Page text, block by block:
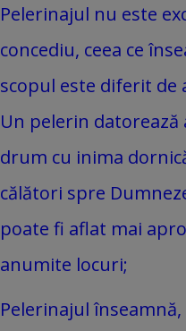
Pelerinajul nu este
concediu, ceea ce
scopul este diferit de
Un pelerin datorează
drum cu inima
călători spre
poate fi aflat mai
anumite locuri;
Pelerinajul înseamnă,